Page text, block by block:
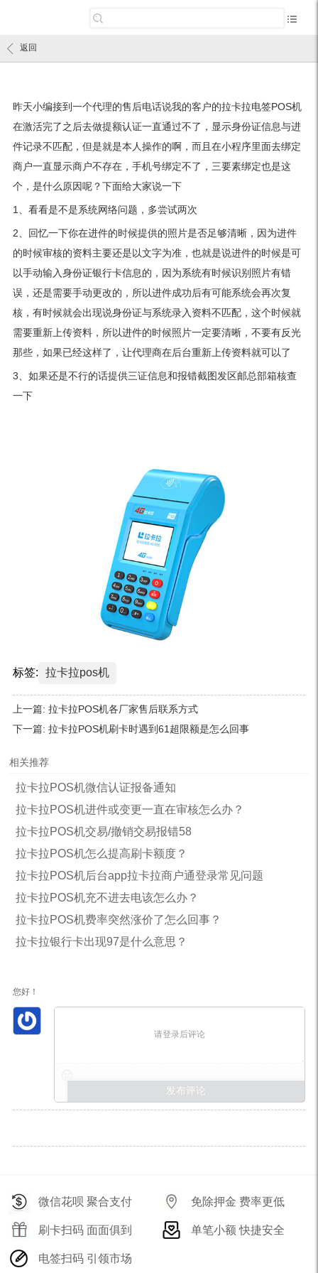
返回
昨天小编接到一个代理的售后电话说我的客户的拉卡拉电签POS机
在激活完了之后去做提额认证一直通过不了，显示身份证信息与进
件记录不匹配，但是就是本人操作的啊，而且在小程序里面去绑定
商户一直显示商户不存在，手机号绑定不了，三要素绑定也是这
个，是什么原因呢？下面给大家说一下
1、看看是不是系统网络问题，多尝试两次
2、回忆一下你在进件的时候提供的照片是否足够清晰，因为进件
的时候审核的资料主要还是以文字为准，也就是说进件的时候是可
以手动输入身份证银行卡信息的，因为系统有时候识别照片有错
误，还是需要手动更改的，所以进件成功后有可能系统会再次复
核，有时候就会出现说身份证与系统录入资料不匹配，这个时候就
需要重新上传资料，所以进件的时候照片一定要清晰，不要有反光
那些，如果已经这样了，让代理商在后台重新上传资料就可以了
3、如果还是不行的话提供三证信息和报错截图发区邮总部箱核查
一下
标签: 拉卡拉pos机
上一篇: 拉卡拉POS机各厂家售后联系方式
下一篇: 拉卡拉POS机刷卡时遇到61超限额是怎么回事
相关推荐
拉卡拉POS机微信认证报备通知
拉卡拉POS机进件或变更一直在审核怎么办？
拉卡拉POS机交易/撤销交易报错58
拉卡拉POS机怎么提高刷卡额度？
拉卡拉POS机后台app拉卡拉商户通登录常见问题
拉卡拉POS机充不进去电该怎么办？
拉卡拉POS机费率突然涨价了怎么回事？
拉卡拉银行卡出现97是什么意思？
您好！
请登录后评论
微信花呗 聚合支付 免除押金 费率更低
刷卡扫码 面面俱到 单笔小额 快捷安全
电签扫码 引领市场